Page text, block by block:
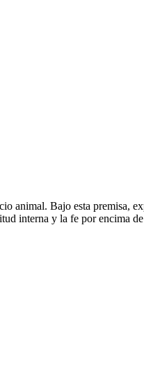
animal. Bajo esta premisa,
interna y la fe por encima